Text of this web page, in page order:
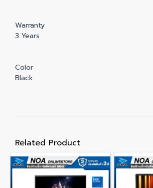
Warranty
3 Years
Color
Black
Related Product